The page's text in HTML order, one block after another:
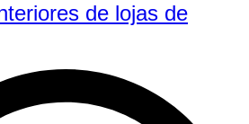
de lojas de